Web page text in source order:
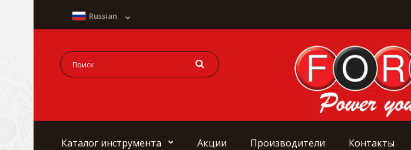
Russian
Каталог инструмента Акции Производители Контакты